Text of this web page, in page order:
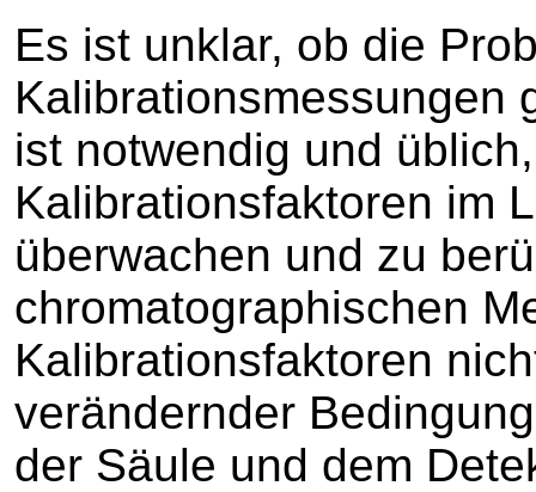
Es ist unklar, ob die
Kalibrationsmessungen
ist notwendig und
Kalibrationsfaktoren im
überwachen und zu
chromatographischen
Kalibrationsfaktoren
verändernder
der Säule und dem